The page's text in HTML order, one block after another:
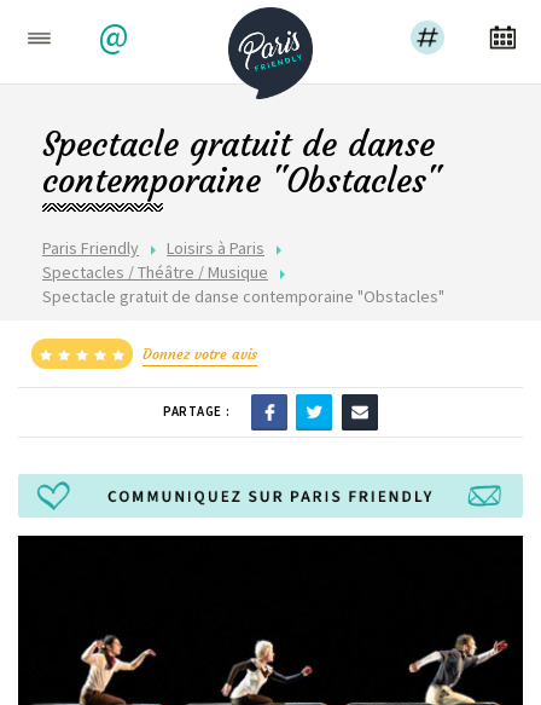
@
Paris Friendly
Loisirs à Paris
Spectacles / Théâtre / Musique
Spectacle gratuit de danse contemporaine "Obstacles"
Spectacle gratuit de danse
contemporaine "Obstacles"
Donnez votre avis
PARTAGE :